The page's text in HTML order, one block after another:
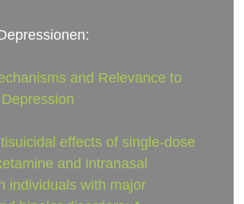
and Relevance to
effects of single-dose
and intranasal
individuals with major